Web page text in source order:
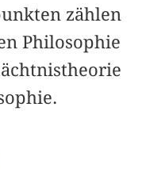
zählen
Philosophie